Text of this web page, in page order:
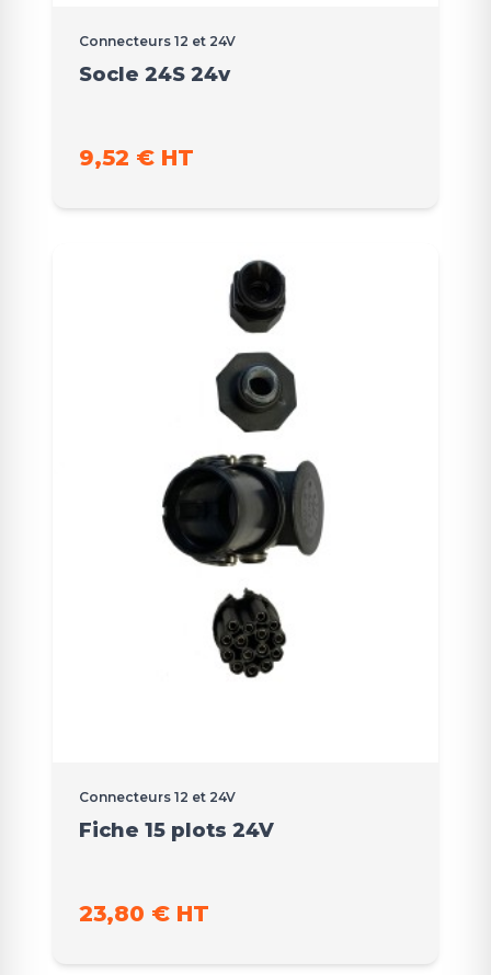
Connecteurs 12 et 24V
Socle 24S 24v
9,52 € HT
Connecteurs 12 et 24V
Fiche 15 plots 24V
23,80 € HT